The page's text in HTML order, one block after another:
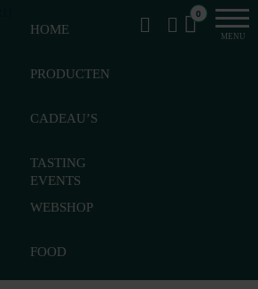
Slijterij
het
0
MENU
HOME
PRODUCTEN
CADEAU’S
TASTING
EVENTS
WEBSHOP
FOOD